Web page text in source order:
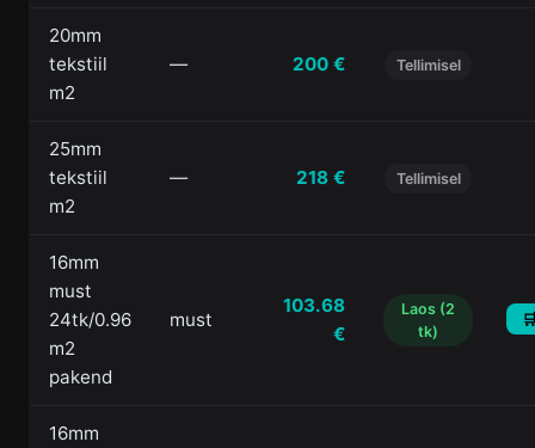
20mm
tekstiil
m2
— 200 € Tellimisel
25mm
tekstiil
m2
— 218 € Tellimisel
16mm
must
24tk/0.96
m2
pakend
must
103.68
€
Laos (2
tk)
16mm